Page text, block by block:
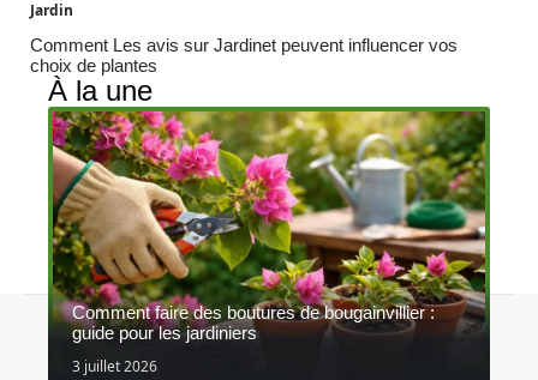
Jardin
Comment Les avis sur Jardinet peuvent influencer vos
choix de plantes
À la une
Comment faire des boutures de bougainvillier :
guide pour les jardiniers
3 juillet 2026
Contact Mentions légales Sitemap